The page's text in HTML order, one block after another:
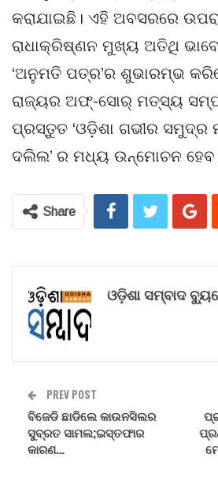
କରାଯାଇଛି। ଏହି ଅବସରରେ
ରାଧାକ୍ରିଷ୍ଣନ ମୁଖ୍ୟ ଅତିଥି
‘ଅନୁମତି ପତ୍ର’ର ଶୁଭାରମ୍ଭ
ରାଜ୍ୟର ଅଫ୍-ସୋର୍ ମତ୍ସ୍ୟ
ପ୍ରସ୍ତୁତ ‘ଓଡ଼ିଶା ଗଭୀର ସମୁଦ୍ର
ଦଲିଲ’ ର ମଧ୍ୟ ଉନ୍ମୋଚନ
Share
ଓଡ଼ିଶା ସମ୍ବାଦ
PREV POST
ବିଜେଡି ଛାଡିଲେ କାଉନସିଲର
ସୁବ୍ରତ ସାମଲ;ଇସ୍ତଫାର
କାରଣ…